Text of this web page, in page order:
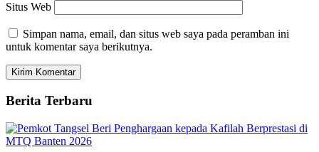
Situs Web
Simpan nama, email, dan situs web saya pada peramban ini
untuk komentar saya berikutnya.
Berita Terbaru